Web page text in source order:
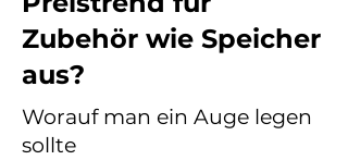
Zubehör wie Speicher
aus?
Worauf man ein Auge legen
sollte